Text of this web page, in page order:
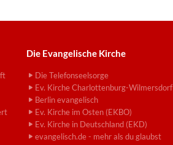
Die Evangelische Kirche
Die Telefonseelsorge
Ev. Kirche Charlottenburg-Wilmersdorf
Berlin evangelisch
Ev. Kirche im Osten (EKBO)
Ev. Kirche in Deutschland (EKD)
evangelisch.de - mehr als du glaubst